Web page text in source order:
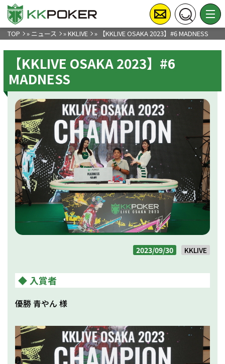
TOP » ニュース »KKLIVE » 【KKLIVE OSAKA 2023】#6 MADNESS
【KKLIVE OSAKA 2023】#6
MADNESS
2023/09/30 KKLIVE
入賞者
優勝 青やん 様